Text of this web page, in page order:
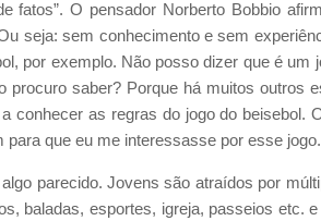
fatos”. O pensador Norberto Bobbio
seja: sem conhecimento e sem
por exemplo. Não posso dizer que é um
procuro saber? Porque há muitos outros
conhecer as regras do jogo do beisebol.
para que eu me interessasse por esse jogo.
parecido. Jovens são atraídos por
baladas, esportes, igreja, passeios etc.